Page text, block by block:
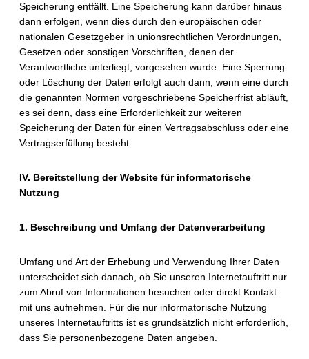
Speicherung entfällt. Eine Speicherung kann darüber hinaus
dann erfolgen, wenn dies durch den europäischen oder
nationalen Gesetzgeber in unionsrechtlichen Verordnungen,
Gesetzen oder sonstigen Vorschriften, denen der
Verantwortliche unterliegt, vorgesehen wurde. Eine Sperrung
oder Löschung der Daten erfolgt auch dann, wenn eine durch
die genannten Normen vorgeschriebene Speicherfrist abläuft,
es sei denn, dass eine Erforderlichkeit zur weiteren
Speicherung der Daten für einen Vertragsabschluss oder eine
Vertragserfüllung besteht.
IV. Bereitstellung der Website für informatorische
Nutzung
1. Beschreibung und Umfang der Datenverarbeitung
Umfang und Art der Erhebung und Verwendung Ihrer Daten
unterscheidet sich danach, ob Sie unseren Internetauftritt nur
zum Abruf von Informationen besuchen oder direkt Kontakt
mit uns aufnehmen. Für die nur informatorische Nutzung
unseres Internetauftritts ist es grundsätzlich nicht erforderlich,
dass Sie personenbezogene Daten angeben.